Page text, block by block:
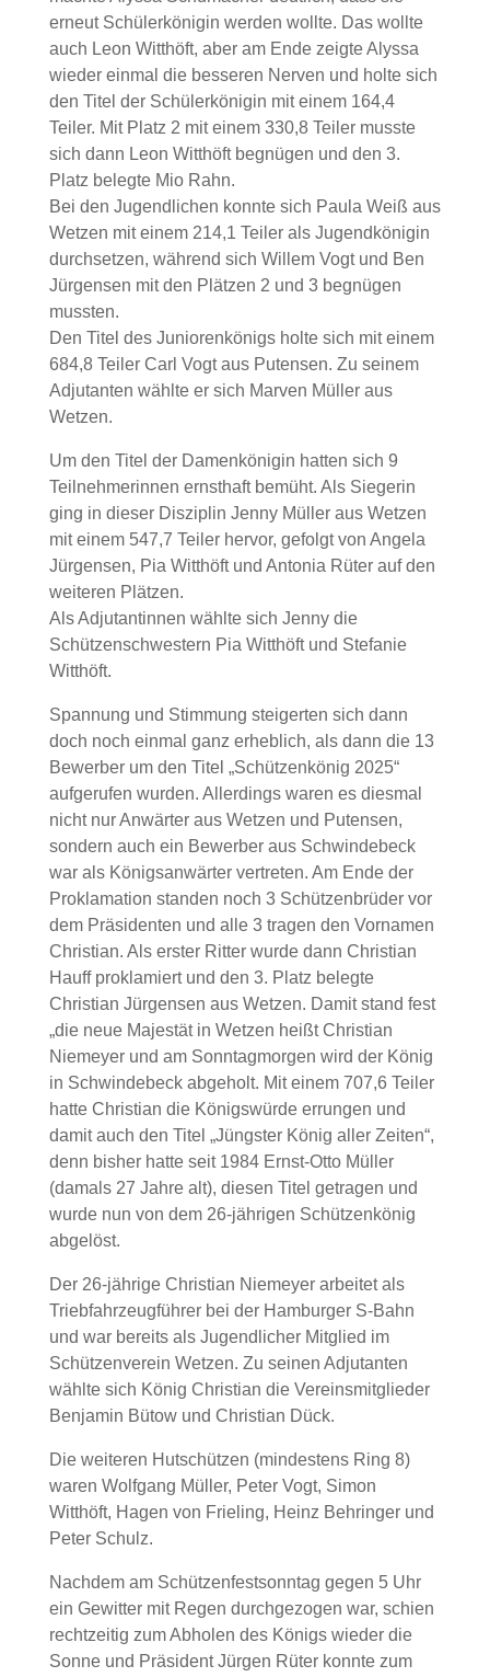
erneut Schülerkönigin werden wollte. Das wollte
auch Leon Witthöft, aber am Ende zeigte Alyssa
wieder einmal die besseren Nerven und holte sich
den Titel der Schülerkönigin mit einem 164,4
Teiler. Mit Platz 2 mit einem 330,8 Teiler musste
sich dann Leon Witthöft begnügen und den 3.
Platz belegte Mio Rahn.
Bei den Jugendlichen konnte sich Paula Weiß aus
Wetzen mit einem 214,1 Teiler als Jugendkönigin
durchsetzen, während sich Willem Vogt und Ben
Jürgensen mit den Plätzen 2 und 3 begnügen
mussten.
Den Titel des Juniorenkönigs holte sich mit einem
684,8 Teiler Carl Vogt aus Putensen. Zu seinem
Adjutanten wählte er sich Marven Müller aus
Wetzen.
Um den Titel der Damenkönigin hatten sich 9
Teilnehmerinnen ernsthaft bemüht. Als Siegerin
ging in dieser Disziplin Jenny Müller aus Wetzen
mit einem 547,7 Teiler hervor, gefolgt von Angela
Jürgensen, Pia Witthöft und Antonia Rüter auf den
weiteren Plätzen.
Als Adjutantinnen wählte sich Jenny die
Schützenschwestern Pia Witthöft und Stefanie
Witthöft.
Spannung und Stimmung steigerten sich dann
doch noch einmal ganz erheblich, als dann die 13
Bewerber um den Titel „Schützenkönig 2025“
aufgerufen wurden. Allerdings waren es diesmal
nicht nur Anwärter aus Wetzen und Putensen,
sondern auch ein Bewerber aus Schwindebeck
war als Königsanwärter vertreten. Am Ende der
Proklamation standen noch 3 Schützenbrüder vor
dem Präsidenten und alle 3 tragen den Vornamen
Christian. Als erster Ritter wurde dann Christian
Hauff proklamiert und den 3. Platz belegte
Christian Jürgensen aus Wetzen. Damit stand fest
„die neue Majestät in Wetzen heißt Christian
Niemeyer und am Sonntagmorgen wird der König
in Schwindebeck abgeholt. Mit einem 707,6 Teiler
hatte Christian die Königswürde errungen und
damit auch den Titel „Jüngster König aller Zeiten“,
denn bisher hatte seit 1984 Ernst-Otto Müller
(damals 27 Jahre alt), diesen Titel getragen und
wurde nun von dem 26-jährigen Schützenkönig
abgelöst.
Der 26-jährige Christian Niemeyer arbeitet als
Triebfahrzeugführer bei der Hamburger S-Bahn
und war bereits als Jugendlicher Mitglied im
Schützenverein Wetzen. Zu seinen Adjutanten
wählte sich König Christian die Vereinsmitglieder
Benjamin Bütow und Christian Dück.
Die weiteren Hutschützen (mindestens Ring 8)
waren Wolfgang Müller, Peter Vogt, Simon
Witthöft, Hagen von Frieling, Heinz Behringer und
Peter Schulz.
Nachdem am Schützenfestsonntag gegen 5 Uhr
ein Gewitter mit Regen durchgezogen war, schien
rechtzeitig zum Abholen des Königs wieder die
Sonne und Präsident Jürgen Rüter konnte zum